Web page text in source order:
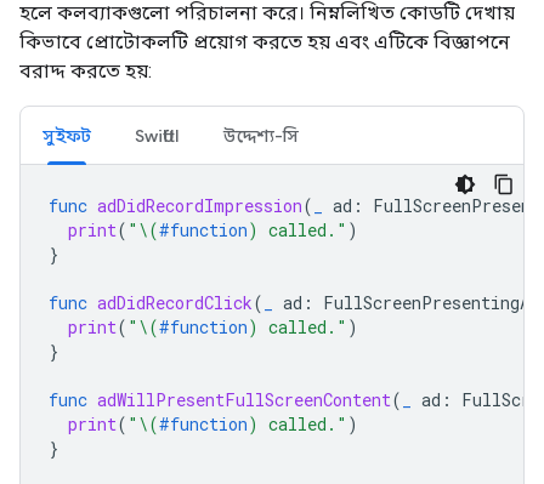
হলে কলব্যাকগুলো পরিচালনা করে। নিম্নলিখিত কোডটি দেখায়
কিভাবে প্রোটোকলটি প্রয়োগ করতে হয় এবং এটিকে বিজ্ঞাপনে
বরাদ্দ করতে হয়:
সুইফট SwiftUI উদ্দেশ্য-সি
func adDidRecordImpression( ad :
print( " \(#function) called." )
}
func adDidRecordClick( ad : FullScreenPresentingAd
print( " \(#function) called." )
}
func adWillPresentFullScreenContent( ad :
print( " \(#function) called." )
}